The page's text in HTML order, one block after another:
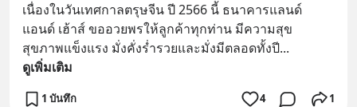
เนื่องในวันเทศกาลตรุษจีน ปี 2566 นี้ ธนาคารแลนด์
แอนด์ เฮ้าส์ ขออวยพรให้ลูกค้าทุกท่าน มีความสุข
สุขภาพแข็งแรง มั่งคั่งร่ำรวยและมั่งมีตลอดทั้งปี...
ดูเพิ่มเติม
1 บันทึก 4 1